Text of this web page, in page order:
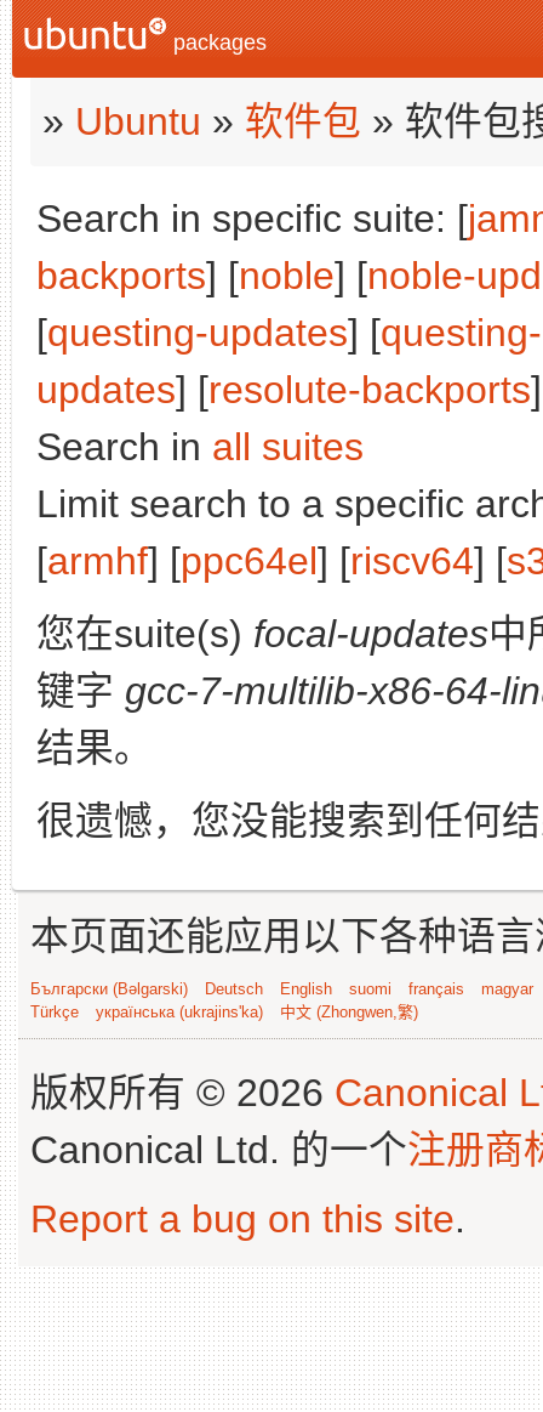
packages
» Ubuntu » 软件包 » 软件包
Search in specific suite: [
backports] [noble] [noble-
[questing-updates] [
updates] [resolute-backports
Search in all suites
Limit search to a specific
[armhf] [ppc64el] [riscv64] [
您在suite(s) focal-updates中
键字 gcc-7-multilib-x86-64-
结果。
很遗憾，您没能搜索到任何
本页面还能应用以下各种语
Български (Bəlgarski) Deutsch English suomi français
magyar
Türkçe
українська (ukrajins'ka) 中文 (Zhongwen,繁)
版权所有 © 2026 Canonical
Canonical Ltd. 的一个注册商
Report a bug on this site.